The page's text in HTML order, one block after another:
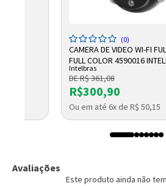
(0)
CAMERA DE VIDEO WI-FI
FULL COLOR 4590016
Intelbras
DE R$ 361,08
R$300,90
Ou em até 6x de R$ 50,15
Avaliações
Este produto ainda não